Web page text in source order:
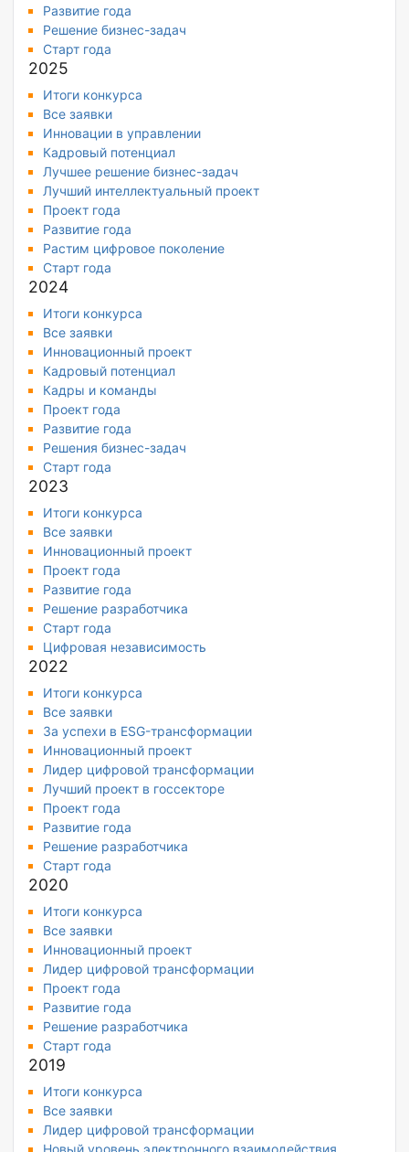
Развитие года
Решение бизнес-задач
Старт года
2025
Итоги конкурса
Все заявки
Инновации в управлении
Кадровый потенциал
Лучшее решение бизнес-задач
Лучший интеллектуальный проект
Проект года
Развитие года
Растим цифровое поколение
Старт года
2024
Итоги конкурса
Все заявки
Инновационный проект
Кадровый потенциал
Кадры и команды
Проект года
Развитие года
Решения бизнес-задач
Старт года
2023
Итоги конкурса
Все заявки
Инновационный проект
Проект года
Развитие года
Решение разработчика
Старт года
Цифровая независимость
2022
Итоги конкурса
Все заявки
За успехи в ESG-трансформации
Инновационный проект
Лидер цифровой трансформации
Лучший проект в госсекторе
Проект года
Развитие года
Решение разработчика
Старт года
2020
Итоги конкурса
Все заявки
Инновационный проект
Лидер цифровой трансформации
Проект года
Развитие года
Решение разработчика
Старт года
2019
Итоги конкурса
Все заявки
Лидер цифровой трансформации
Новый уровень электронного взаимодействия